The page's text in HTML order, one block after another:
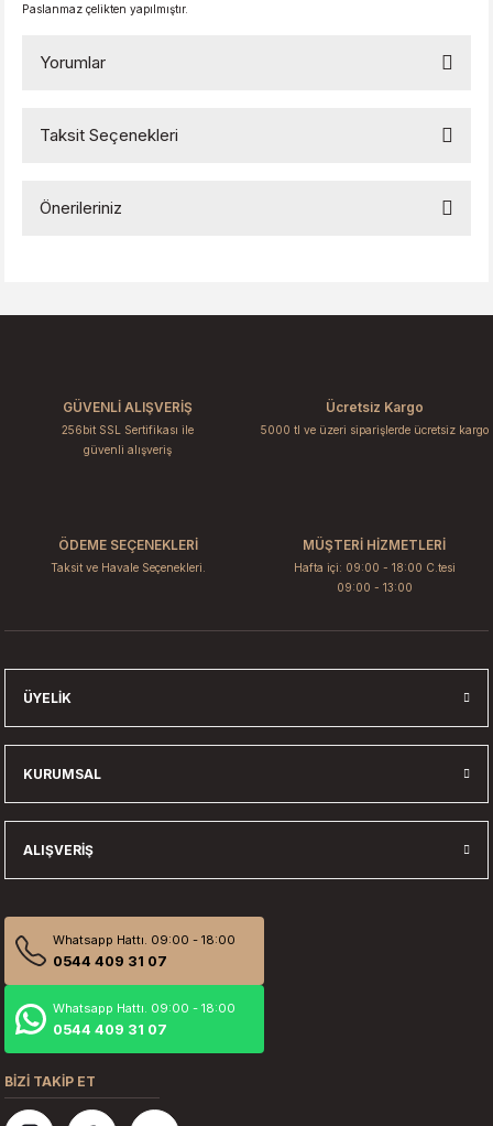
Paslanmaz çelikten yapılmıştır.
Yorumlar
Taksit Seçenekleri
Önerileriniz
Ürün açıklamasında eksik bilgiler bulunuyor.
Ürün bilgilerinde hatalar bulunuyor.
GÜVENLİ ALIŞVERİŞ
256bit SSL Sertifikası ile
güvenli alışveriş
Ücretsiz Kargo
5000 tl ve üzeri siparişlerde ücretsiz kargo
ÖDEME SEÇENEKLERİ
Taksit ve Havale Seçenekleri.
MÜŞTERİ HİZMETLERİ
Hafta içi: 09:00 - 18:00 C.tesi
09:00 - 13:00
ÜYELIK
KURUMSAL
ALIŞVERIŞ
Whatsapp Hattı. 09:00 - 18:00
0544 409 31 07
Whatsapp Hattı. 09:00 - 18:00
0544 409 31 07
BİZİ TAKİP ET